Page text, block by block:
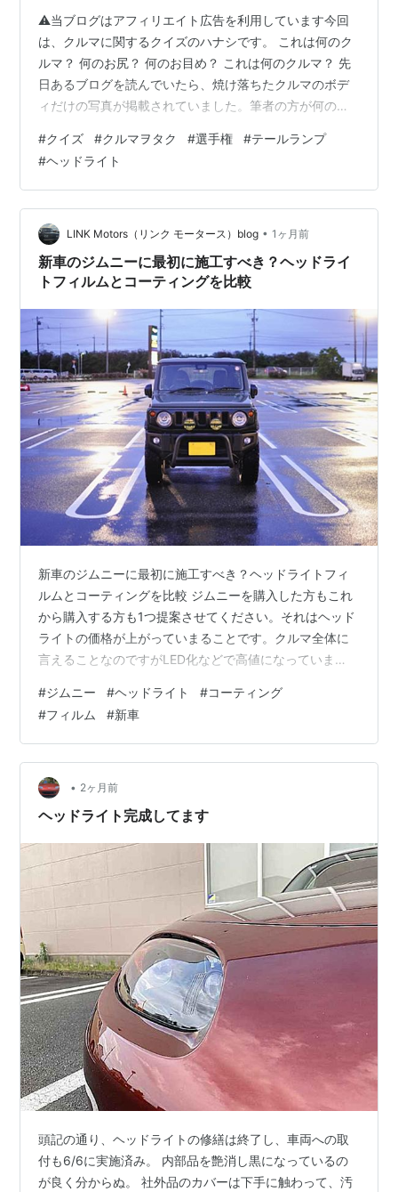
⚠当ブログはアフィリエイト広告を利用しています今回
は、クルマに関するクイズのハナシです。 これは何のク
ルマ？ 何のお尻？ 何のお目め？ これは何のクルマ？ 先
日あるブログを読んでいたら、焼け落ちたクルマのボデ
ィだけの写真が掲載されていました。筆者の方が何のク
の写真で、車格、ボディラインからダットサン・ブルー
バード（510型）とすぐわかったのですが、読み進めてい
くうちに車内や焼け落ちた残骸などが現れて、最後にコ
ーションプレート（型式、車台番号などが打刻されてい
るプレート）が掲載されていて、予想はズバリ正解！ リ
ンク 自分もまだまだ捨てたもんじゃな…
#クイズ #クルマヲタク #選手権 #テールランプ
#ヘッドライト
LINK Motors（リンク モータース）blog • 1ヶ月前
新車のジムニーに最初に施工すべき？ヘッドライ
トフィルムとコーティングを比較
新車のジムニーに最初に施工すべき？ヘッドライトフィ
ルムとコーティングを比較 ジムニーを購入した方もこれ
から購入する方も1つ提案させてください。それはヘッド
ライトの価格が上がっていまることです。クルマ全体に
言えることなのですがLED化などで高値になっていま
言っていいほど発生してしまいます。 そんな理由から新
車のうちにコーティングかフィルムを施工することをお
すすめします。新車時に約5,000円のフィルムを貼る
か、5年後に5万円のヘッドライト交換をする必要性が出
るかもしれないということです。大げさに聞こえるかも
しれませんが、整備現場としてこの現実を…
#ジムニー #ヘッドライト #コーティング
#フィルム #新車
• 2ヶ月前
ヘッドライト完成してます
頭記の通り、ヘッドライトの修繕は終了し、車両への取
付も6/6に実施済み。 内部品を艶消し黒になっているの
が良く分からぬ。 社外品のカバーは下手に触わって、汚